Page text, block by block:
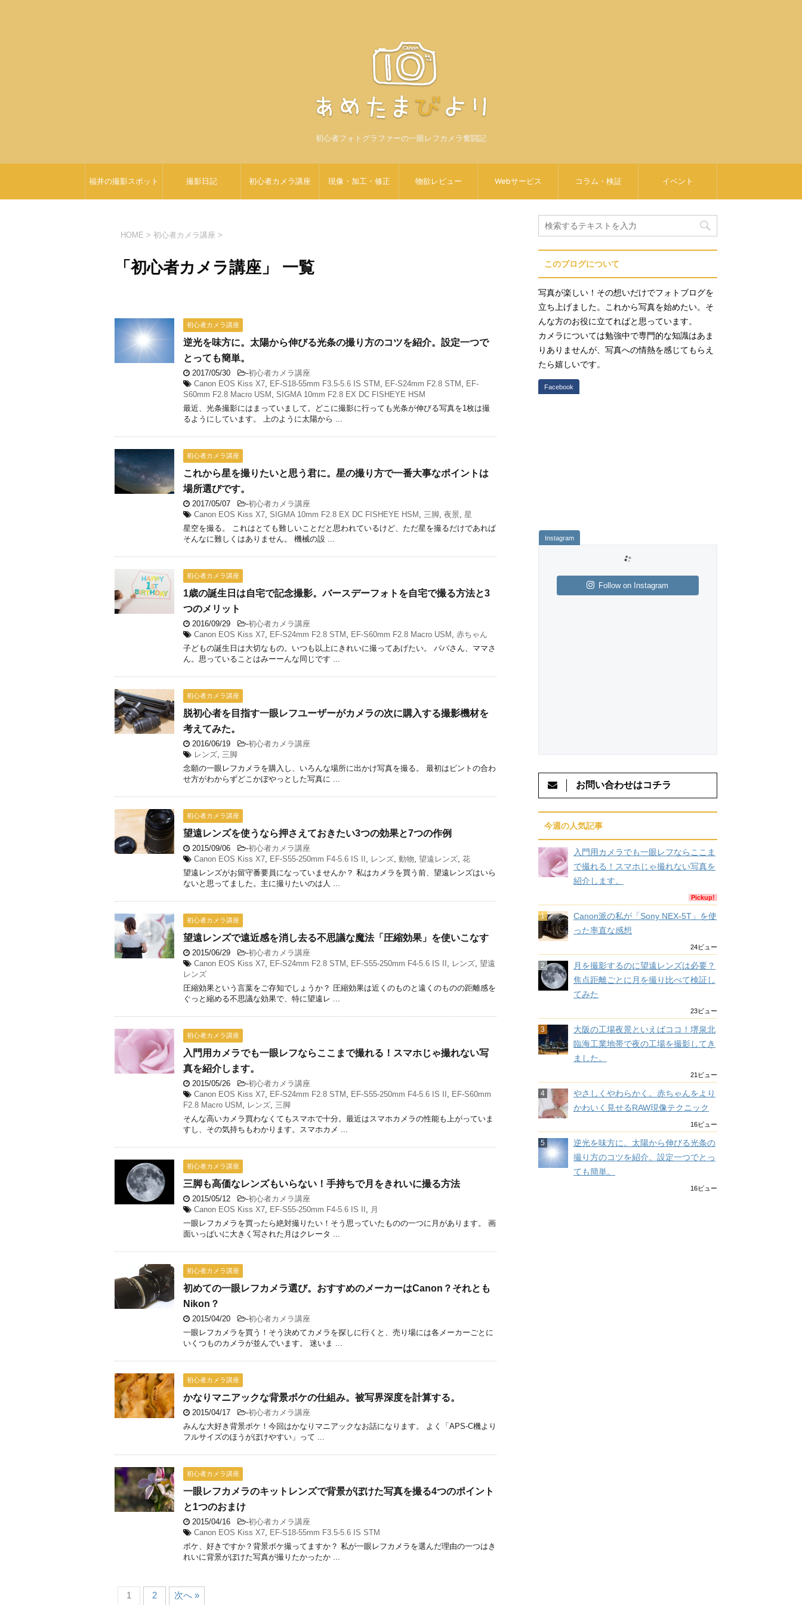
初心者フォトグラファーの一眼レフカメラ奮闘記
福井の撮影スポット 撮影日記 初心者カメラ講座 現像・加工・修正 物欲レビュー Webサービス コラム・検証 イベント
HOME > 初心者カメラ講座 >
「初心者カメラ講座」 一覧
初心者カメラ講座
逆光を味方に。太陽から伸びる光条の撮り方のコツを紹介。設定一つで
とっても簡単。
2017/05/30 -初心者カメラ講座
Canon EOS Kiss X7, EF-S18-55mm F3.5-5.6 IS STM , EF-S24mm F2.8 STM , EF-
S60mm F2.8 Macro USM , SIGMA 10mm F2.8 EX DC FISHEYE HSM
最近、光条撮影にはまっていまして。どこに撮影に行っても光条が伸びる写真を1枚は撮
るようにしています。 上のように太陽から ...
初心者カメラ講座
これから星を撮りたいと思う君に。星の撮り方で一番大事なポイントは
場所選びです。
2017/05/07 -初心者カメラ講座
Canon EOS Kiss X7, SIGMA 10mm F2.8 EX DC FISHEYE HSM , 三脚, 夜景, 星
星空を撮る。 これはとても難しいことだと思われているけど、ただ星を撮るだけであれば
そんなに難しくはありません。 機械の設 ...
初心者カメラ講座
1歳の誕生日は自宅で記念撮影。バースデーフォトを自宅で撮る方法と3
つのメリット
2016/09/29 -初心者カメラ講座
Canon EOS Kiss X7, EF-S24mm F2.8 STM , EF-S60mm F2.8 Macro USM , 赤ちゃん
子どもの誕生日は大切なもの。いつも以上にきれいに撮ってあげたい。 パパさん、ママさ
ん。思っていることはみーーんな同じです ...
初心者カメラ講座
脱初心者を目指す一眼レフユーザーがカメラの次に購入する撮影機材を
考えてみた。
2016/06/19 -初心者カメラ講座
レンズ, 三脚
念願の一眼レフカメラを購入し、いろんな場所に出かけ写真を撮る。 最初はピントの合わ
せ方がわからずどこかぼやっとした写真に ...
初心者カメラ講座
望遠レンズを使うなら押さえておきたい3つの効果と7つの作例
2015/09/06 -初心者カメラ講座
Canon EOS Kiss X7, EF-S55-250mm F4-5.6 IS II , レンズ, 動物, 望遠レンズ, 花
望遠レンズがお留守番要員になっていませんか？ 私はカメラを買う前、望遠レンズはいら
ないと思ってました。主に撮りたいのは人 ...
初心者カメラ講座
望遠レンズで遠近感を消し去る不思議な魔法「圧縮効果」を使いこなす
2015/06/29 -初心者カメラ講座
Canon EOS Kiss X7, EF-S24mm F2.8 STM , EF-S55-250mm F4-5.6 IS II , レンズ, 望遠
レンズ
圧縮効果という言葉をご存知でしょうか？ 圧縮効果は近くのものと遠くのものの距離感を
ぐっと縮める不思議な効果で、特に望遠レ ...
初心者カメラ講座
入門用カメラでも一眼レフならここまで撮れる！スマホじゃ撮れない写
真を紹介します。
2015/05/26 -初心者カメラ講座
Canon EOS Kiss X7, EF-S24mm F2.8 STM , EF-S55-250mm F4-5.6 IS II , EF-S60mm
F2.8 Macro USM , レンズ, 三脚
そんな高いカメラ買わなくてもスマホで十分。最近はスマホカメラの性能も上がっていま
すし、その気持ちもわかります。スマホカメ ...
初心者カメラ講座
三脚も高価なレンズもいらない！手持ちで月をきれいに撮る方法
2015/05/12 -初心者カメラ講座
Canon EOS Kiss X7, EF-S55-250mm F4-5.6 IS II , 月
一眼レフカメラを買ったら絶対撮りたい！そう思っていたものの一つに月があります。 画
面いっぱいに大きく写された月はクレータ ...
初心者カメラ講座
初めての一眼レフカメラ選び。おすすめのメーカーはCanon？それとも
Nikon？
2015/04/20 -初心者カメラ講座
一眼レフカメラを買う！そう決めてカメラを探しに行くと、売り場には各メーカーごとに
いくつものカメラが並んでいます。 迷いま ...
初心者カメラ講座
かなりマニアックな背景ボケの仕組み。被写界深度を計算する。
2015/04/17 -初心者カメラ講座
みんな大好き背景ボケ！今回はかなりマニアックなお話になります。 よく「APS-C機より
フルサイズのほうがぼけやすい」って ...
初心者カメラ講座
一眼レフカメラのキットレンズで背景がぼけた写真を撮る4つのポイント
と1つのおまけ
2015/04/16 -初心者カメラ講座
Canon EOS Kiss X7, EF-S18-55mm F3.5-5.6 IS STM
ボケ、好きですか？背景ボケ撮ってますか？ 私が一眼レフカメラを選んだ理由の一つはき
れいに背景がぼけた写真が撮りたかったか ...
1 2 次へ »
このブログについて
写真が楽しい！その想いだけでフォトブログを
立ち上げました。これから写真を始めたい。そ
んな方のお役に立てればと思っています。
カメラについては勉強中で専門的な知識はあま
りありませんが、写真への情熱を感じてもらえ
たら嬉しいです。
Follow on Instagram
お問い合わせはコチラ
今週の人気記事
入門用カメラでも一眼レフならここま
で撮れる！スマホじゃ撮れない写真を
紹介します。
Pickup!
Canon派の私が「Sony NEX-5T」を使
った率直な感想
24ビュー
月を撮影するのに望遠レンズは必要？
焦点距離ごとに月を撮り比べて検証し
てみた
23ビュー
大阪の工場夜景といえばココ！堺泉北
臨海工業地帯で夜の工場を撮影してき
ました。
21ビュー
やさしくやわらかく。赤ちゃんをより
かわいく見せるRAW現像テクニック
16ビュー
逆光を味方に。太陽から伸びる光条の
撮り方のコツを紹介。設定一つでとっ
ても簡単。
16ビュー